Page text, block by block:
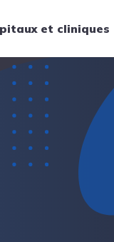
et cliniques